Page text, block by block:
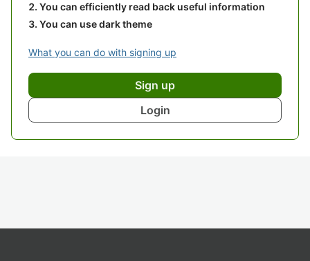
You can efficiently read back useful information
You can use dark theme
What you can do with signing up
Sign up
Login